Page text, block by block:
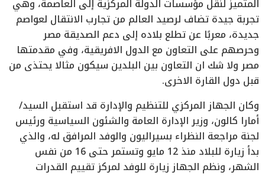
المتميز لنقل مؤسسات الدولة المركزية إلى العاصمة، وهي
تجربة جيدة تضاف لرصيد العالم من تجارب الانتقال لعواصم
جديدة، معربًا عن تطلع بلاده إلى دعم الصديقة مصر
وحرصهم على التعاون مع الدول الافريقية، وفي مقدمتها
مصر ولا شك ان التعاون بين البلدين سيكون مثالا يحتذى من
قبل دول القارة الاخرى.
وكان الجهاز المركزي للتنظيم والإدارة قد استقبل السيد/
أمارا كالون، وزير الإدارة العامة والشئون السياسية ورئيس
لجنة مراجعة النظراء بسيراليون والوفد المرافق له، والذي
بدأ زيارة للبلاد منذ 12 مايو وتستمر حتى 16 من نفس
الشهر، ونظم الجهاز زيارة للوفد لمركز تقييم القدرات